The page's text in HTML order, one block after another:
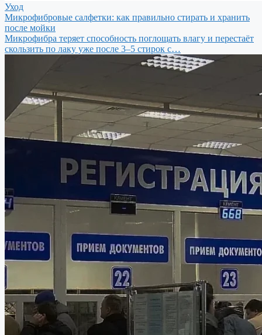
Уход
Микрофибровые салфетки: как правильно стирать и хранить
после мойки
Микрофибра теряет способность поглощать влагу и перестаёт
скользить по лаку уже после 3–5 стирок с…